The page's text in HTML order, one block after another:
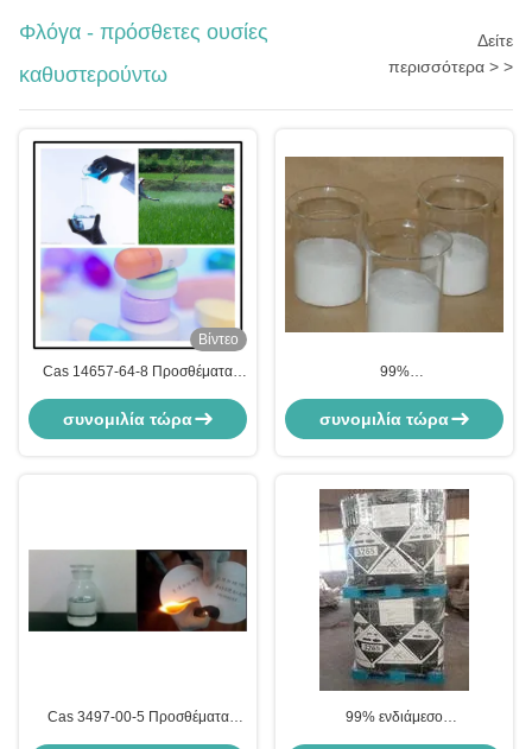
Φλόγα - πρόσθετες ουσίες
καθυστερούντω
Δείτε
περισσότερα > >
Βίντεο
Cas 14657-64-8 Προσθέματα
Υδροξυφαινυλοφωσφινυλοπροπανικό
οξύ L1111υδρό 0701v1
συνομιλία τώρα
99%
οξύ, πρόσθετα επιβραδυντικά
φλόγας, Cas 61451-78-3,
συνομιλία τώρα
Cas 3497-00-5 Προσθέματα
99% ενδιάμεσο